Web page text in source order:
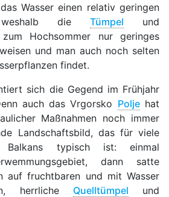
Wasser einen relativ geringen
weshalb die Tümpel und
Hochsommer nur geringes
und man auch noch selten
findet.
sich die Gegend im Frühjahr
auch das Vrgorsko Poljehat
Maßnahmen noch immer
Landschaftsbild, das für viele
Balkans typisch ist: einmal
dann satte
auf fruchtbaren und mit Wasser
herrliche Quelltümpel und